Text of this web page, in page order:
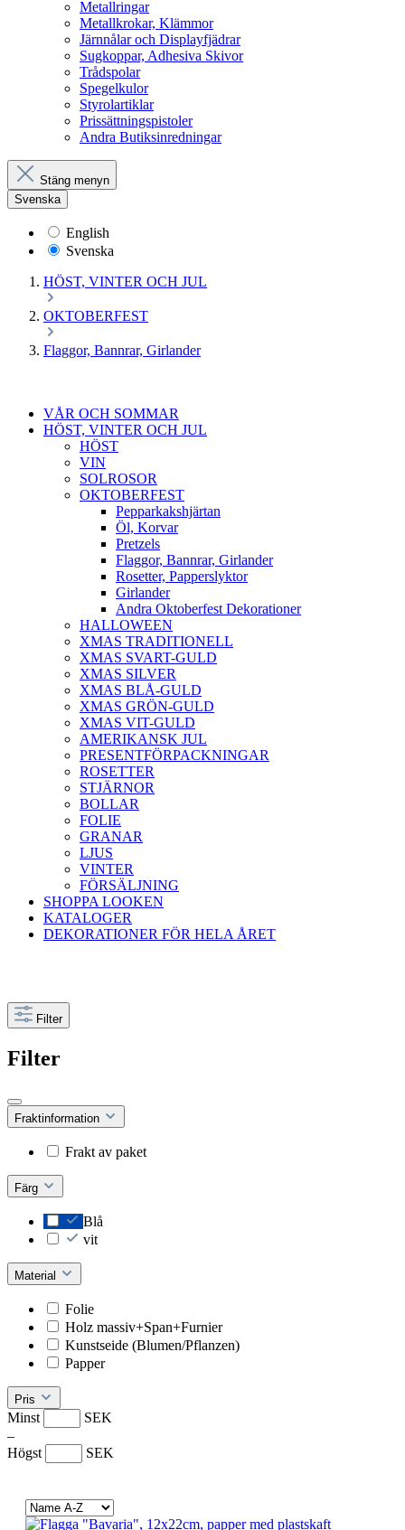
Metallringar
Metallkrokar, Klämmor
Järnnålar och Displayfjädrar
Sugkoppar, Adhesiva Skivor
Trådspolar
Spegelkulor
Styrolartiklar
Prissättningspistoler
Andra Butiksinredningar
Stäng menyn
Svenska
English
Svenska
HÖST, VINTER OCH JUL
OKTOBERFEST
Flaggor, Bannrar, Girlander
VÅR OCH SOMMAR
HÖST, VINTER OCH JUL
HÖST
VIN
SOLROSOR
OKTOBERFEST
Pepparkakshjärtan
Öl, Korvar
Pretzels
Flaggor, Bannrar, Girlander
Rosetter, Papperslyktor
Girlander
Andra Oktoberfest Dekorationer
HALLOWEEN
XMAS TRADITIONELL
XMAS SVART-GULD
XMAS SILVER
XMAS BLÅ-GULD
XMAS GRÖN-GULD
XMAS VIT-GULD
AMERIKANSK JUL
PRESENTFÖRPACKNINGAR
ROSETTER
STJÄRNOR
BOLLAR
FOLIE
GRANAR
LJUS
VINTER
FÖRSÄLJNING
SHOPPA LOOKEN
KATALOGER
DEKORATIONER FÖR HELA ÅRET
Filter
Filter
Fraktinformation
Frakt av paket
Färg
Blå
vit
Material
Folie
Holz massiv+Span+Furnier
Kunstseide (Blumen/Pflanzen)
Papper
Pris
Minst
SEK
–
Högst
SEK